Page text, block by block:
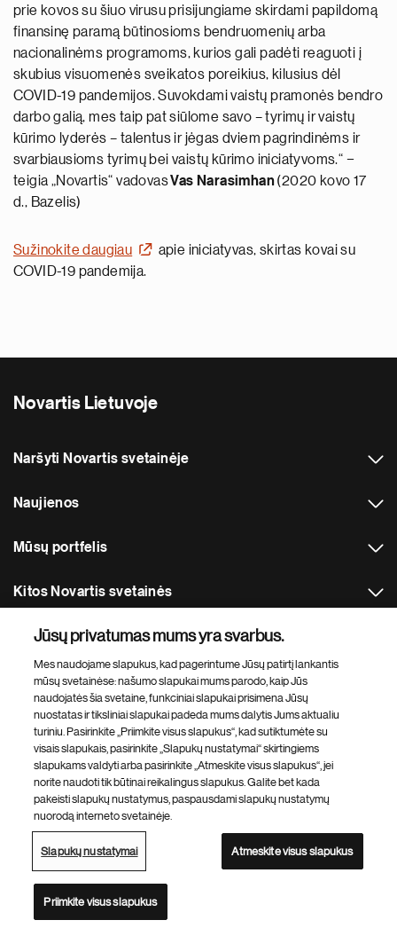
prie kovos su šiuo virusu prisijungiame skirdami papildomą
finansinę paramą būtinosioms bendruomenių arba
nacionalinėms programoms, kurios gali padėti reaguoti į
skubius visuomenės sveikatos poreikius, kilusius dėl
COVID-19 pandemijos. Suvokdami vaistų pramonės bendro
darbo galią, mes taip pat siūlome savo – tyrimų ir vaistų
kūrimo lyderės – talentus ir jėgas dviem pagrindinėms ir
svarbiausioms tyrimų bei vaistų kūrimo iniciatyvoms.“ −
teigia „Novartis“ vadovasVas Narasimhan(2020 kovo 17
d., Bazelis)
Sužinokite daugiau
apie iniciatyvas, skirtas kovai su
COVID-19 pandemija.
Novartis Lietuvoje
Naršyti Novartis svetainėje
Naujienos
Mūsų portfelis
Kitos Novartis svetainės
Footer Site Search
Footer
Bottom
© 2026 Novartis AG
Privatumo politika Naudojimo sąlygos
Slapukai
Slapukų nustatymai
Svetainės prieinamumas
Novartis svetainių katalogas
Ši svetainė skirta Lietuvos gyventojams
Jūsų privatumas mums yra svarbus.
Mes naudojame slapukus, kad pagerintume Jūsų patirtį lankantis
mūsų svetainėse: našumo slapukai mums parodo, kaip Jūs
naudojatės šia svetaine, funkciniai slapukai prisimena Jūsų
nuostatas ir tiksliniai slapukai padeda mums dalytis Jums aktualiu
turiniu. Pasirinkite „Priimkite visus slapukus“, kad sutiktumėte su
visais slapukais, pasirinkite „Slapukų nustatymai“ skirtingiems
slapukams valdyti arba pasirinkite „Atmeskite visus slapukus“, jei
norite naudoti tik būtinai reikalingus slapukus. Galite bet kada
pakeisti slapukų nustatymus, paspausdami slapukų nustatymų
nuorodą interneto svetainėje.
Slapukų nustatymai Atmeskite visus slapukus
Priimkite visus slapukus